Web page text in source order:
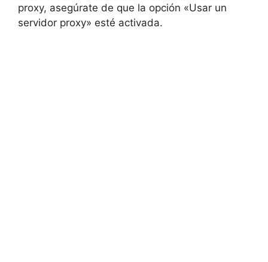
proxy, asegúrate de que la opción «Usar un
servidor proxy» esté activada.